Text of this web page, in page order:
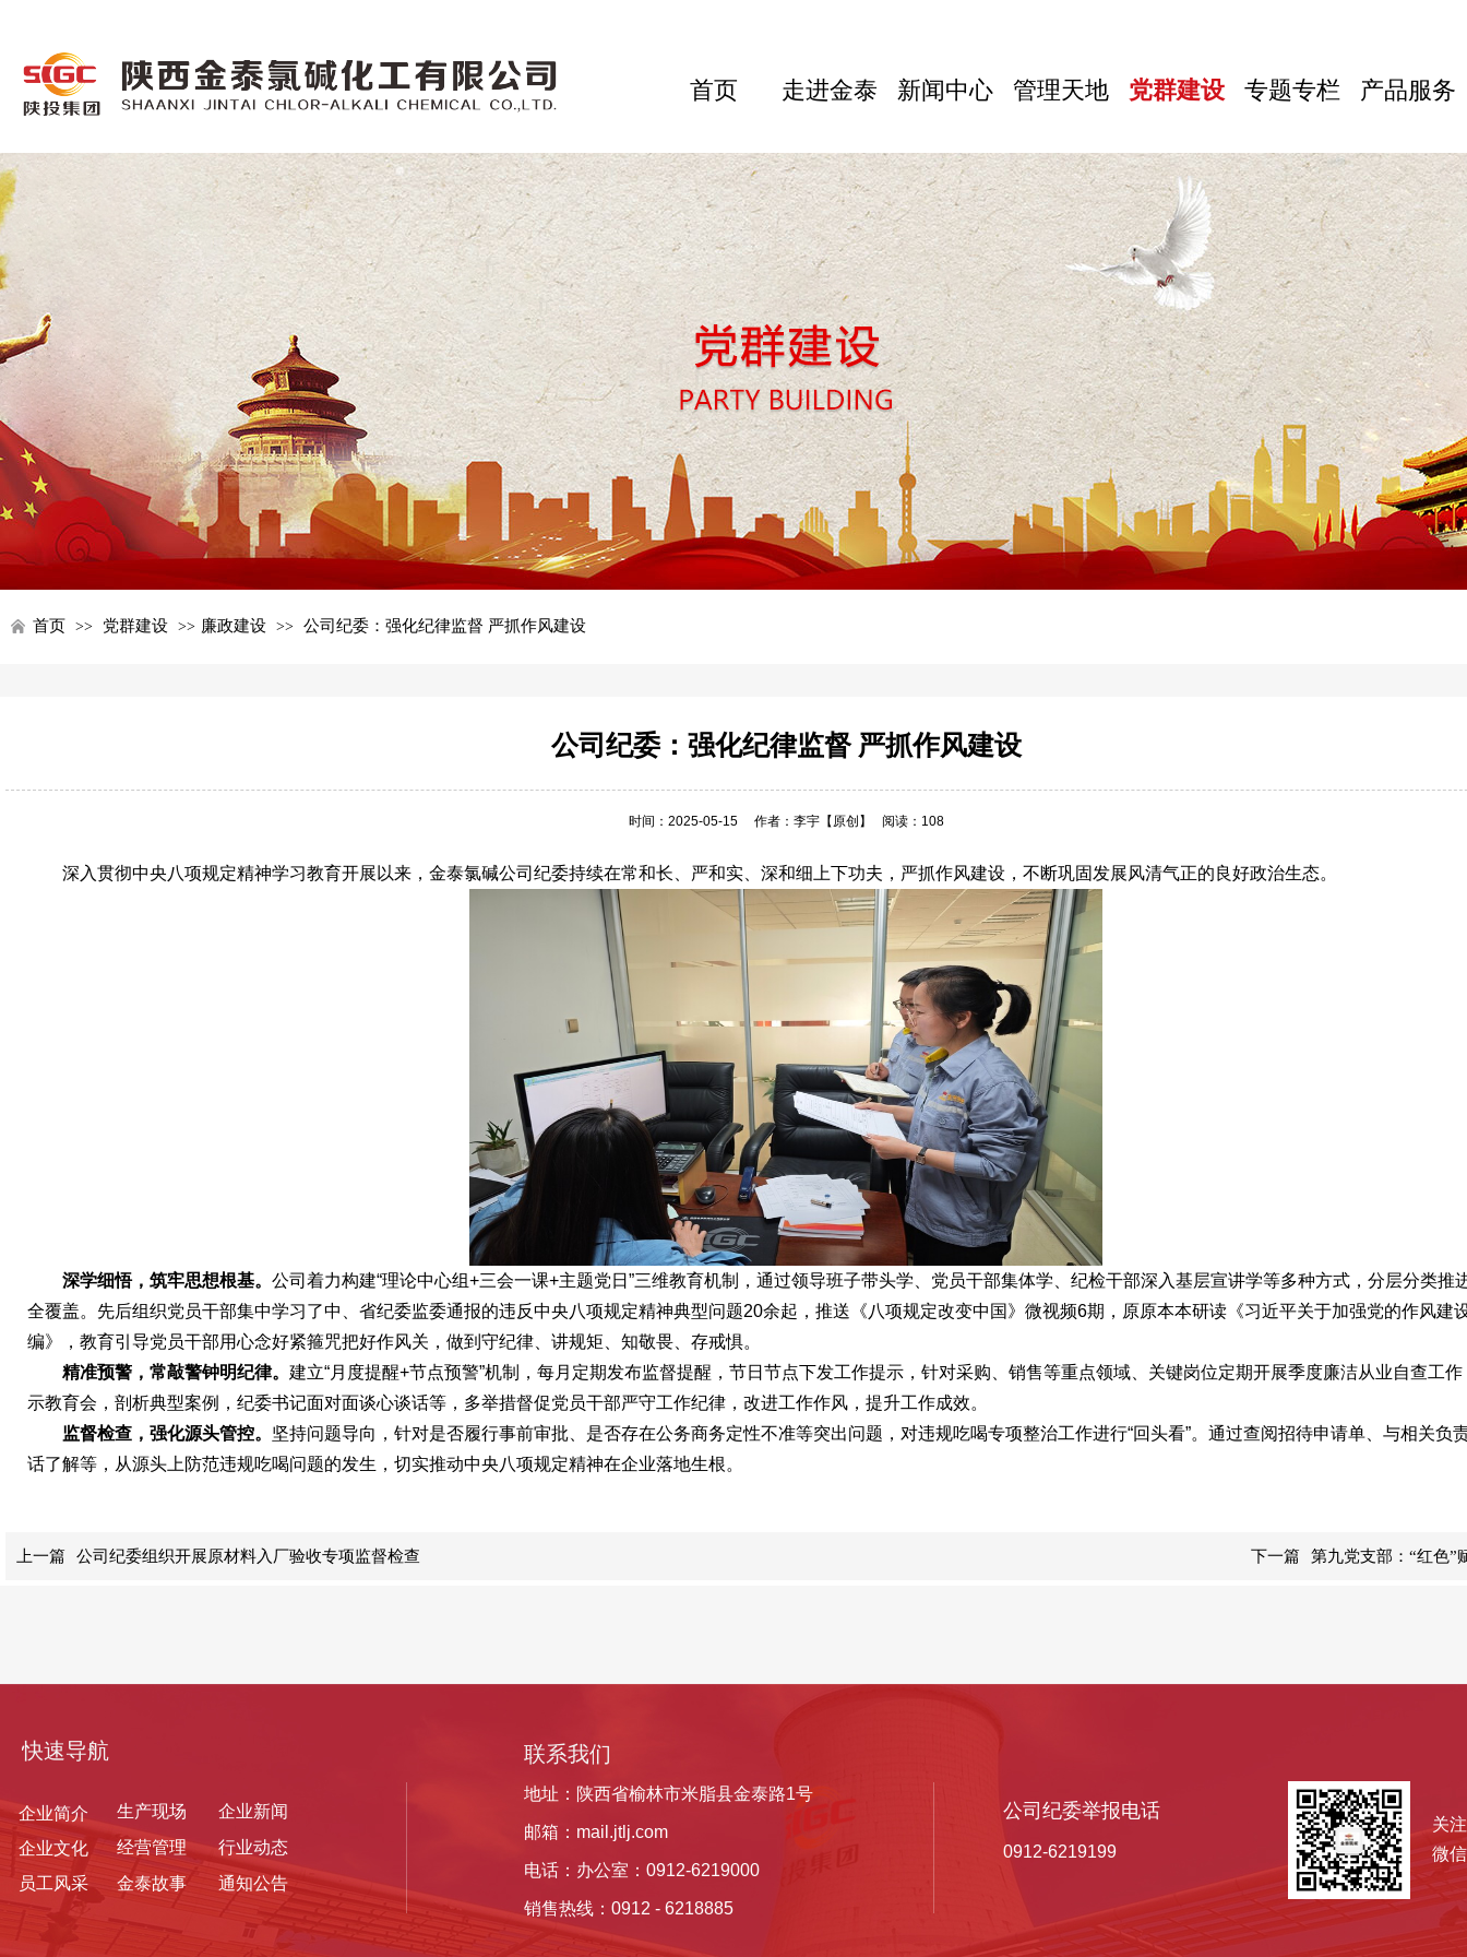
首页 走进金泰 新闻中心 管理天地 党群建设 专题专栏 产品服务
首页 >> 党群建设 >> 廉政建设 >> 公司纪委：强化纪律监督 严抓作风建设
公司纪委：强化纪律监督 严抓作风建设
时间：2025-05-15 作者：李宇【原创】 阅读：108
深入贯彻中央八项规定精神学习教育开展以来，金泰氯碱公司纪委持续在常和长、严和实、深和细上下功夫，严抓作风建设，不断巩固发展风清气正的良好政治生态。
深学细悟，筑牢思想根基。 公司着力构建“理论中心组+三会一课+主题党日”三维教育机制，通过领导班子带头学、党员干部集体学、纪检干部深入基层宣讲学等多种方式，分层分类推
全覆盖。先后组织党员干部集中学习了中、省纪委监委通报的违反中央八项规定精神典型问题20余起，推送《八项规定改变中国》微视频6期，原原本本研读《习近平关于加强党的作风建
编》，教育引导党员干部用心念好紧箍咒把好作风关，做到守纪律、讲规矩、知敬畏、存戒惧。
精准预警，常敲警钟明纪律。 建立“月度提醒+节点预警”机制，每月定期发布监督提醒，节日节点下发工作提示，针对采购、销售等重点领域、关键岗位定期开展季度廉洁从业自查工
示教育会，剖析典型案例，纪委书记面对面谈心谈话等，多举措督促党员干部严守工作纪律，改进工作作风，提升工作成效。
监督检查，强化源头管控。 坚持问题导向，针对是否履行事前审批、是否存在公务商务定性不准等突出问题，对违规吃喝专项整治工作进行“回头看”。通过查阅招待申请单、与相关负
话了解等，从源头上防范违规吃喝问题的发生，切实推动中央八项规定精神在企业落地生根。
上一篇 公司纪委组织开展原材料入厂验收专项监督检查 下一篇 第九党支部：“红色”
关
微
地址：陕西省榆林市米脂县金泰路1号
邮箱： mail.jtlj.com
电话：办公室：0912-6219000
销售热线： 0912 - 6218885
联系我们
快速导航
企业简介
企业文化
员工风采
生产现场
经营管理
金泰故事
企业新闻
行业动态
通知公告
公司纪委举报电话
0912-6219199